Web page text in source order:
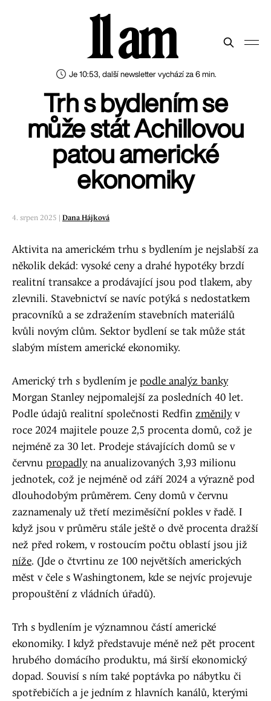
Je 10:53, další newsletter vychází za 6 min.
11 am
Trh s bydlením se
může stát Achillovou
patou americké
ekonomiky
4. srpen 2025 | Dana Hájková
Aktivita na americkém trhu s bydlením je nejslabší za
několik dekád: vysoké ceny a drahé hypotéky brzdí
realitní transakce a prodávající jsou pod tlakem, aby
zlevnili. Stavebnictví se navíc potýká s nedostatkem
pracovníků a se zdražením stavebních materiálů
kvůli novým clům. Sektor bydlení se tak může stát
slabým místem americké ekonomiky.
Americký trh s bydlením je podle analýz banky
Morgan Stanley nejpomalejší za posledních 40 let.
Podle údajů realitní společnosti Redfin změnilyv
roce 2024 majitele pouze 2,5 procenta domů, což je
nejméně za 30 let. Prodeje stávajících domů se v
červnu propadlyna anualizovaných 3,93 milionu
jednotek, což je nejméně od září 2024 a výrazně pod
dlouhodobým průměrem. Ceny domů v červnu
zaznamenaly už třetí meziměsíční pokles v řadě. I
když jsou v průměru stále ještě o dvě procenta dražší
než před rokem, v rostoucím počtu oblastí jsou již
níže. (Jde o čtvrtinu ze 100 největších amerických
měst v čele s Washingtonem, kde se nejvíc projevuje
propouštění z vládních úřadů).
Trh s bydlením je významnou částí americké
ekonomiky. I když představuje méně než pět procent
hrubého domácího produktu, má širší ekonomický
dopad. Souvisí s ním také poptávka po nábytku či
spotřebičích a je jedním z hlavních kanálů, kterými